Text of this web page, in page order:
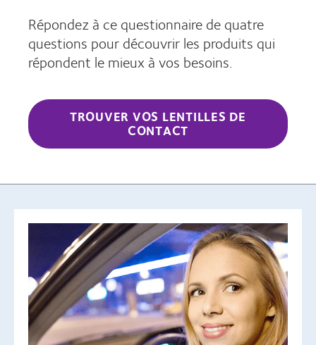
Répondez à ce questionnaire de quatre
questions pour découvrir les produits qui
répondent le mieux à vos besoins.
TROUVER VOS LENTILLES DE
CONTACT